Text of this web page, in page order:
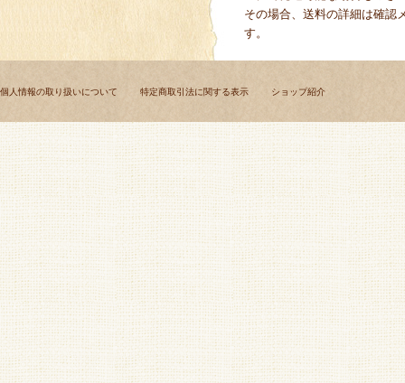
その場合、送料の詳細は確認
す。
個人情報の取り扱いについて 特定商取引法に関する表示 ショップ紹介